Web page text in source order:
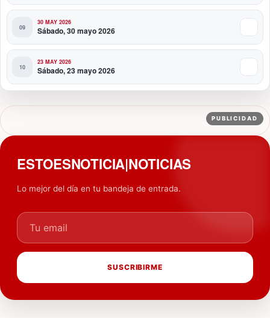
30 MAY 2026
Sábado, 30 mayo 2026
23 MAY 2026
Sábado, 23 mayo 2026
PUBLICIDAD
ESTOESNOTICIA|NOTICIAS
Lo mejor del día en tu bandeja de entrada.
Tu email
SUSCRIBIRME